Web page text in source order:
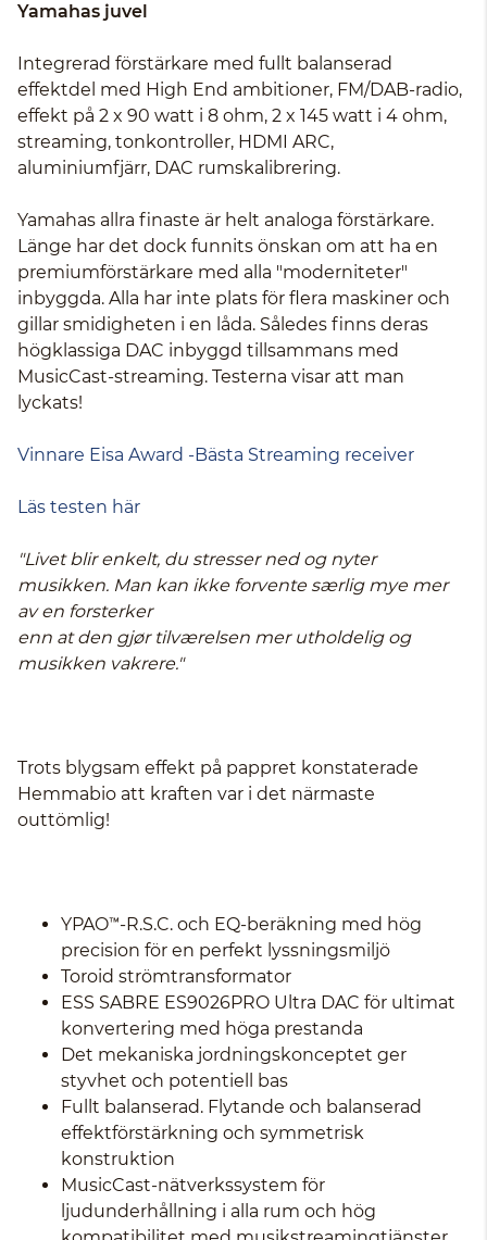
Yamahas juvel
Integrerad förstärkare med fullt balanserad
effektdel med High End ambitioner, FM/DAB-radio,
effekt på 2 x 90 watt i 8 ohm, 2 x 145 watt i 4 ohm,
streaming, tonkontroller, HDMI ARC,
aluminiumfjärr, DAC rumskalibrering.
Yamahas allra finaste är helt analoga förstärkare.
Länge har det dock funnits önskan om att ha en
premiumförstärkare med alla "moderniteter"
inbyggda. Alla har inte plats för flera maskiner och
gillar smidigheten i en låda. Således finns deras
högklassiga DAC inbyggd tillsammans med
MusicCast-streaming. Testerna visar att man
lyckats!
Vinnare Eisa Award -Bästa Streaming receiver
Läs testen här
"Livet blir enkelt, du stresser ned og nyter
musikken. Man kan ikke forvente særlig mye mer
av en forsterker
enn at den gjør tilværelsen mer utholdelig og
musikken vakrere."
Trots blygsam effekt på pappret konstaterade
Hemmabio att kraften var i det närmaste
outtömlig!
YPAO™-R.S.C. och EQ-beräkning med hög
precision för en perfekt lyssningsmiljö
Toroid strömtransformator
ESS SABRE ES9026PRO Ultra DAC för ultimat
konvertering med höga prestanda
Det mekaniska jordningskonceptet ger
styvhet och potentiell bas
Fullt balanserad. Flytande och balanserad
effektförstärkning och symmetrisk
konstruktion
MusicCast-nätverkssystem för
ljudunderhållning i alla rum och hög